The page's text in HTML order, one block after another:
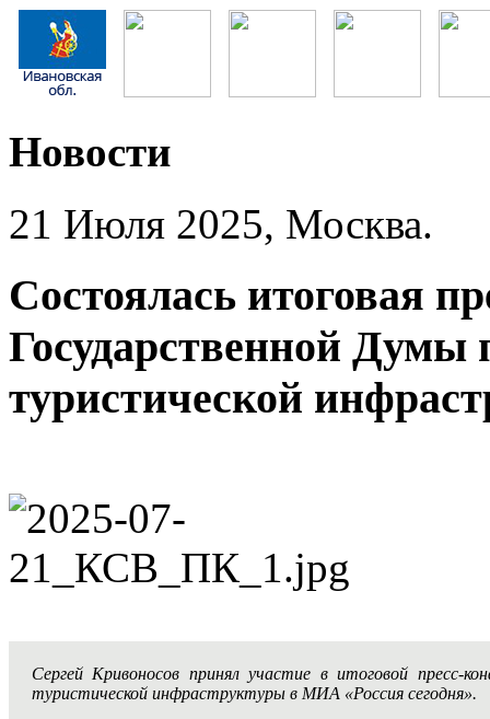
Новости
21 Июля 2025, Москва.
Состоялась итоговая
Государственной Думы
туристической
Сергей Кривоносов принял участие в итоговой пресс-
туристической инфраструктуры в МИА «Россия сегодня».